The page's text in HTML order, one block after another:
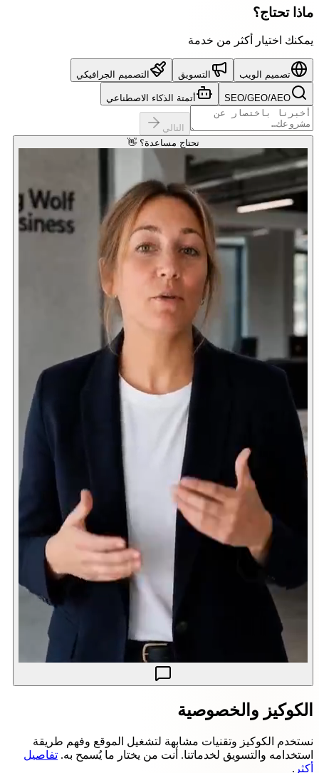
ماذا تحتاج؟
يمكنك اختيار أكثر من خدمة
تصميم الويب التسويق التصميم الجرافيكي
SEO/GEO/AEO أتمتة الذكاء الاصطناعي
التالي
تحتاج مساعدة؟ 👋
الكوكيز والخصوصية
نستخدم الكوكيز وتقنيات مشابهة لتشغيل الموقع وفهم طريقة
استخدامه والتسويق لخدماتنا. أنت من يختار ما يُسمح به. تفاصيل
أكثر .